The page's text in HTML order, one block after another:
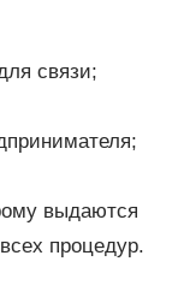
связи;
выдаются
процедур.